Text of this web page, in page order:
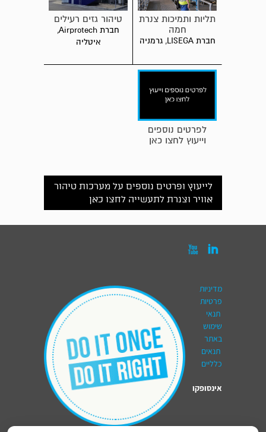
תליות ותמיכות צנרת
חמה
חברת LISEGA, גרמניה
טיהור גזים רעילים
חברת Airprotech,
איטליה
לפרטים נוספים
וייעוץ לחצו כאן
לייעוץ ופרטים נוספים על מערכות טיהור
אוויר וצנרת לתעשייה לחצו כאן
 
מדיניות
פרטיות
תנאי
שימוש
באתר
תנאים
כלליים
אינסופקו